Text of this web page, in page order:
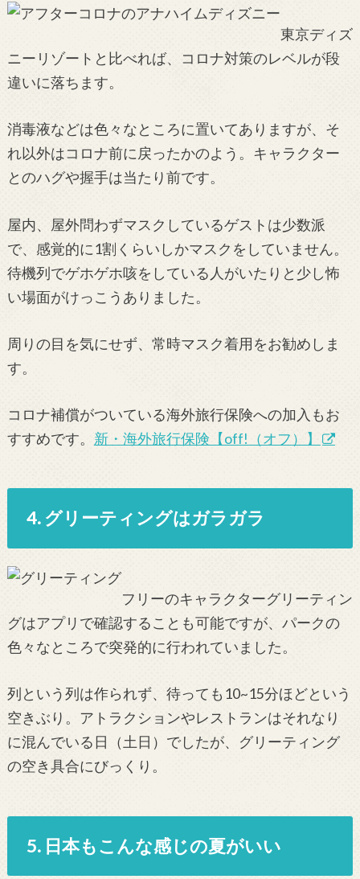
東京ディズ
ニーリゾートと比べれば、コロナ対策のレベルが段
違いに落ちます。
消毒液などは色々なところに置いてありますが、そ
れ以外はコロナ前に戻ったかのよう。キャラクター
とのハグや握手は当たり前です。
屋内、屋外問わずマスクしているゲストは少数派
で、感覚的に1割くらいしかマスクをしていません。
待機列でゲホゲホ咳をしている人がいたりと少し怖
い場面がけっこうありました。
周りの目を気にせず、常時マスク着用をお勧めしま
す。
コロナ補償がついている海外旅行保険への加入もお
すすめです。 新・海外旅行保険【off!（オフ）】
4. グリーティングはガラガラ
フリーのキャラクターグリーティン
グはアプリで確認することも可能ですが、パークの
色々なところで突発的に行われていました。
列という列は作られず、待っても10~15分ほどという
空きぶり。アトラクションやレストランはそれなり
に混んでいる日（土日）でしたが、グリーティング
の空き具合にびっくり。
5. 日本もこんな感じの夏がいい